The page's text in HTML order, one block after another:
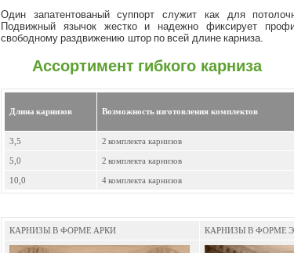
Один запатентованый суппорт служит как для
Подвижный язычок жестко и надежно фиксирует
свободному раздвижению штор по всей длине карниза.
Ассортимент гибкого карниза
Длина карнизов Возможность изготовления комплектов
3,5 2 комплекта карнизов
5,0 2 комплекта карнизов
10,0 4 комплекта карнизов
КАРНИЗЫ В ФОРМЕ АРКИ КАРНИЗЫ В ФОРМЕ